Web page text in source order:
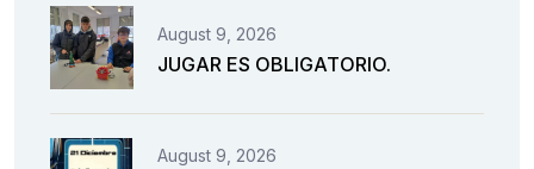
August 9, 2026
JUGAR ES OBLIGATORIO.
August 9, 2026